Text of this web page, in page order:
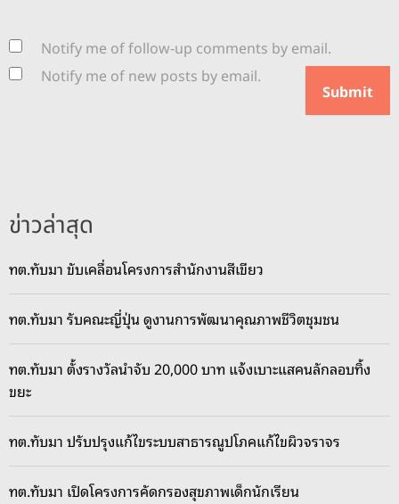
Notify me of follow-up comments by email.
Notify me of new posts by email.
ข่าวล่าสุด
ทต.ทับมา ขับเคลื่อนโครงการสำนักงานสีเขียว
ทต.ทับมา รับคณะญี่ปุ่น ดูงานการพัฒนาคุณภาพชีวิตชุมชน
ทต.ทับมา ตั้งรางวัลนำจับ 20,000 บาท แจ้งเบาะแสคนลักลอบทิ้ง
ขยะ
ทต.ทับมา ปรับปรุงแก้ไขระบบสาธารณูปโภคแก้ไขผิวจราจร
ทต.ทับมา เปิดโครงการคัดกรองสุขภาพเด็กนักเรียน